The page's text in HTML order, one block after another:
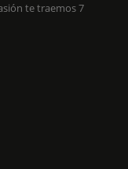
te traemos 7